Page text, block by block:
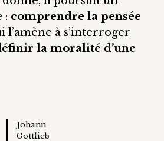
: comprendre la pensée
l’amène à s’interroger
la moralité d’une
Johann
Gottlieb